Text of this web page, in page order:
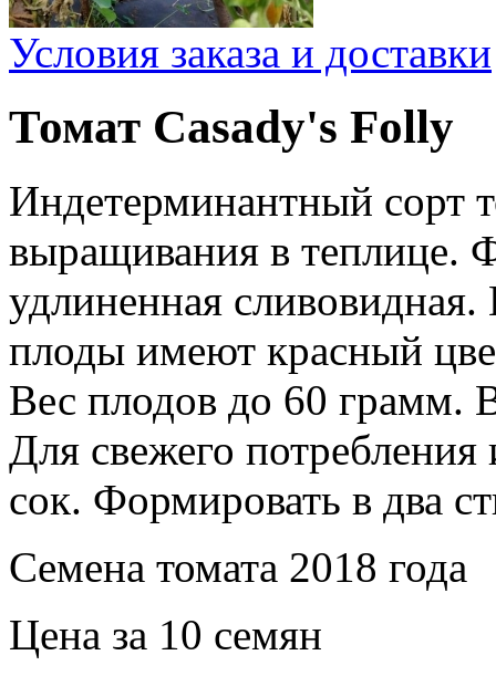
Условия заказа и доставки
Томат Casady's Folly
Индетерминантный сорт
выращивания в теплице.
удлиненная
плоды имеют красный
Вес плодов до 60 грамм.
Для свежего
сок. Формировать в два
Семена томата 2018 года
Цена за 10 семян